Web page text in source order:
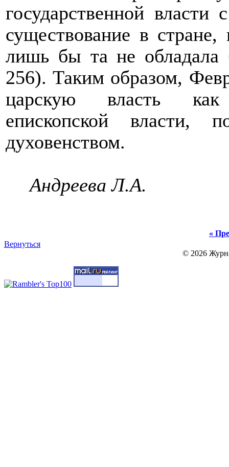
государственной
существование в
лишь бы та не обладала
256). Таким образом,
царскую власть как
епископской власти,
духовенством.
Андреева Л.А.
«
Вернуться
© 2026